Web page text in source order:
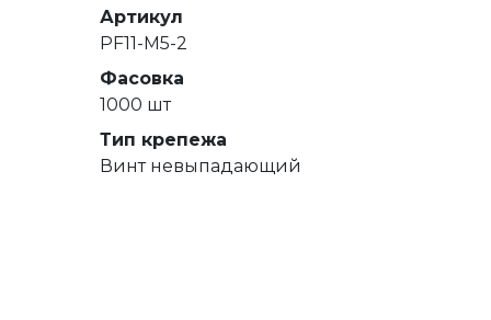
Артикул
PF11-M5-2
Фасовка
1000 шт
Тип крепежа
Винт невыпадающий